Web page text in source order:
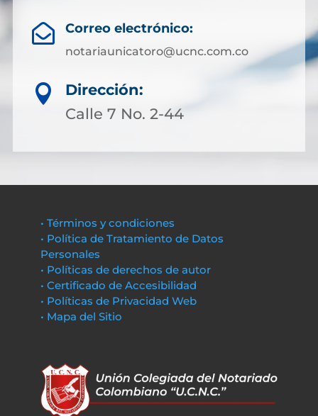
 Correo electrónico:
notariaunicatoro@ucnc.com.co

Dirección:
Calle 7 No. 2-44
• Términos y condiciones
• Política de Tratamiento de Datos
Personales
• Políticas de derechos de autor
• Certificado de Accesibilidad
• Políticas de Privacidad Web
• Mapa del Sitio